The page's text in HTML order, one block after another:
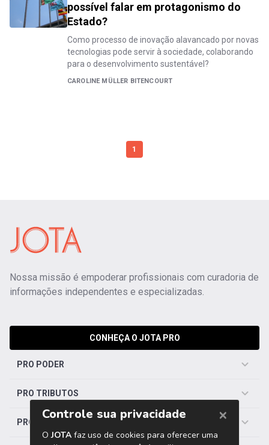
possível falar em protagonismo do
Estado?
Como processo de inovação alavancado por novas
tecnologias pode servir à sociedade, colaborando
para o desenvolvimento sustentável?
CAROLINE MÜLLER BITENCOURT
1
Nossa missão é empoderar profissionais com curadoria de
informações independentes e especializadas.
CONHEÇA O JOTA PRO
PRO PODER
PRO TRIBUTOS
PRO TRABALHISTA